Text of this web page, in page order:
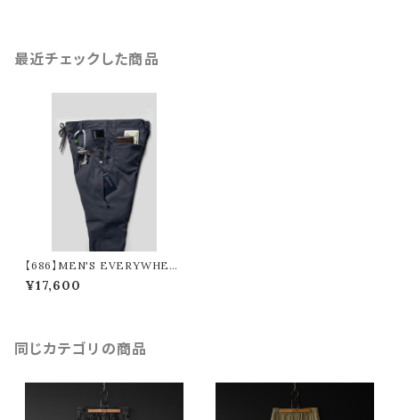
最近チェックした商品
【686】MEN'S EVERYWHER
E PANT - SLIM FIT MIDNI
GHT NAVY
¥17,600
同じカテゴリの商品